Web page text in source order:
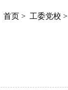
首页 > 工委党校 >